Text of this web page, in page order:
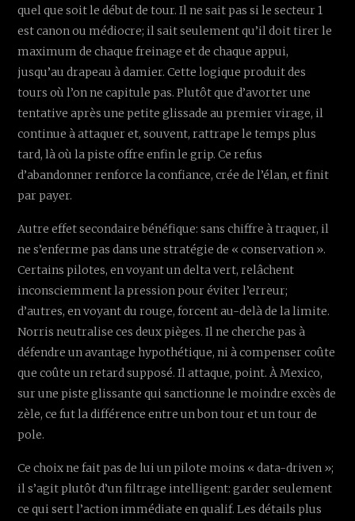
quel que soit le début de tour. Il ne sait pas si le secteur 1
est canon ou médiocre; il sait seulement qu’il doit tirer le
maximum de chaque freinage et de chaque appui,
jusqu’au drapeau à damier. Cette logique produit des
tours où l’on ne capitule pas. Plutôt que d’avorter une
tentative après une petite glissade au premier virage, il
continue à attaquer et, souvent, rattrape le temps plus
tard, là où la piste offre enfin le grip. Ce refus
d’abandonner renforce la confiance, crée de l’élan, et finit
par payer.
Autre effet secondaire bénéfique: sans chiffre à traquer, il
ne s’enferme pas dans une stratégie de « conservation ».
Certains pilotes, en voyant un delta vert, relâchent
inconsciemment la pression pour éviter l’erreur;
d’autres, en voyant du rouge, forcent au-delà de la limite.
Norris neutralise ces deux pièges. Il ne cherche pas à
défendre un avantage hypothétique, ni à compenser coûte
que coûte un retard supposé. Il attaque, point. À Mexico,
sur une piste glissante qui sanctionne le moindre excès de
zèle, ce fut la différence entre un bon tour et un tour de
pole.
Ce choix ne fait pas de lui un pilote moins « data-driven »;
il s’agit plutôt d’un filtrage intelligent: garder seulement
ce qui sert l’action immédiate en qualif. Les détails plus